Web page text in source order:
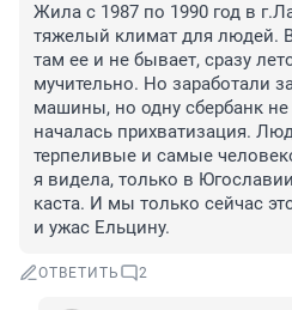
Жила с 1987 по 1990 год в
тяжелый климат для людей.
там ее и не бывает, сразу
мучительно. Но заработали
машины, но одну сбербанк
началась прихватизация.
терпеливые и самые
я видела, только в
каста. И мы только сейчас
и ужас Ельцину.
ОТВЕТИТЬ 2